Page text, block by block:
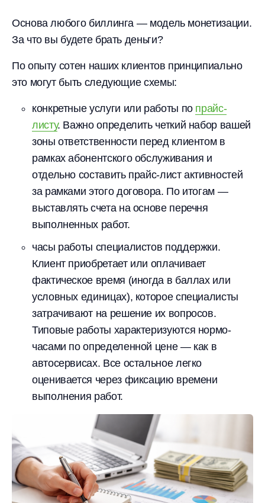
Основа любого биллинга — модель монетизации.
За что вы будете брать деньги?
По опыту сотен наших клиентов принципиально
это могут быть следующие схемы:
конкретные услуги или работы по прайс-
листу. Важно определить четкий набор вашей
зоны ответственности перед клиентом в
рамках абонентского обслуживания и
отдельно составить прайс-лист активностей
за рамками этого договора. По итогам —
выставлять счета на основе перечня
выполненных работ.
часы работы специалистов поддержки.
Клиент приобретает или оплачивает
фактическое время (иногда в баллах или
условных единицах), которое специалисты
затрачивают на решение их вопросов.
Типовые работы характеризуются нормо-
часами по определенной цене — как в
автосервисах. Все остальное легко
оценивается через фиксацию времени
выполнения работ.